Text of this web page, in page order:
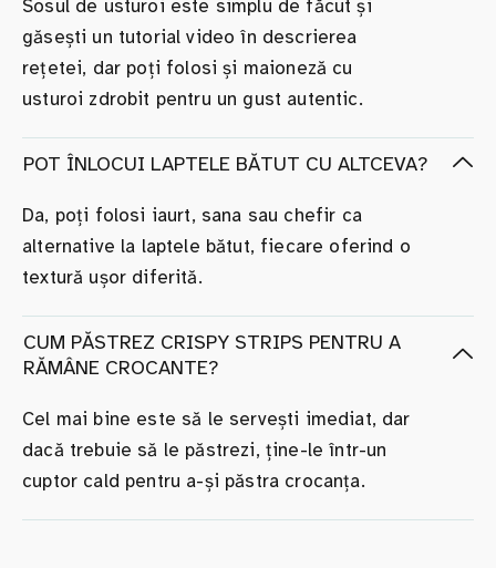
Sosul de usturoi este simplu de făcut și
găsești un tutorial video în descrierea
rețetei, dar poți folosi și maioneză cu
usturoi zdrobit pentru un gust autentic.
POT ÎNLOCUI LAPTELE BĂTUT CU ALTCEVA?
Da, poți folosi iaurt, sana sau chefir ca
alternative la laptele bătut, fiecare oferind o
textură ușor diferită.
CUM PĂSTREZ CRISPY STRIPS PENTRU A
RĂMÂNE CROCANTE?
Cel mai bine este să le servești imediat, dar
dacă trebuie să le păstrezi, ține-le într-un
cuptor cald pentru a-și păstra crocanța.